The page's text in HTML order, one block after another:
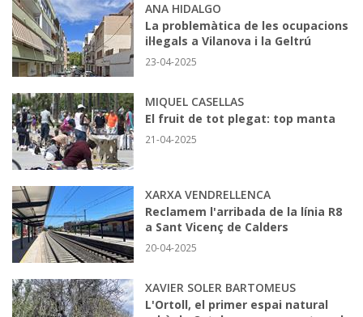
ANA HIDALGO
La problemàtica de les ocupacions
il·legals a Vilanova i la Geltrú
23-04-2025
MIQUEL CASELLAS
El fruit de tot plegat: top manta
21-04-2025
XARXA VENDRELLENCA
Reclamem l'arribada de la línia R8
a Sant Vicenç de Calders
20-04-2025
XAVIER SOLER BARTOMEUS
L'Ortoll, el primer espai natural